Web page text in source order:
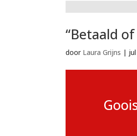
“Betaald
door Laura Grijns |